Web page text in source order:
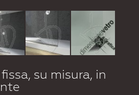
su misura, in